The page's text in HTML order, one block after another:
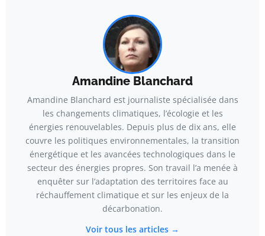
Amandine Blanchard
Amandine Blanchard est journaliste spécialisée dans
les changements climatiques, l’écologie et les
énergies renouvelables. Depuis plus de dix ans, elle
couvre les politiques environnementales, la transition
énergétique et les avancées technologiques dans le
secteur des énergies propres. Son travail l’a menée à
enquêter sur l’adaptation des territoires face au
réchauffement climatique et sur les enjeux de la
décarbonation.
Voir tous les articles →